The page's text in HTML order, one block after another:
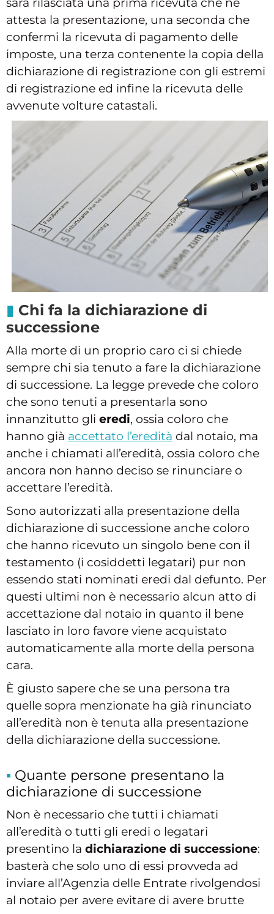
sarà rilasciata una prima ricevuta che ne
attesta la presentazione, una seconda che
confermi la ricevuta di pagamento delle
imposte, una terza contenente la copia della
dichiarazione di registrazione con gli estremi
di registrazione ed infine la ricevuta delle
avvenute volture catastali.
Chi fa la dichiarazione di
successione
Alla morte di un proprio caro ci si chiede
sempre chi sia tenuto a fare la dichiarazione
di successione. La legge prevede che coloro
che sono tenuti a presentarla sono
innanzitutto gli eredi, ossia coloro che
hanno già accettato l’eredità dal notaio, ma
anche i chiamati all’eredità, ossia coloro che
ancora non hanno deciso se rinunciare o
accettare l’eredità.
Sono autorizzati alla presentazione della
dichiarazione di successione anche coloro
che hanno ricevuto un singolo bene con il
testamento (i cosiddetti legatari) pur non
essendo stati nominati eredi dal defunto. Per
questi ultimi non è necessario alcun atto di
accettazione dal notaio in quanto il bene
lasciato in loro favore viene acquistato
automaticamente alla morte della persona
cara.
È giusto sapere che se una persona tra
quelle sopra menzionate ha già rinunciato
all’eredità non è tenuta alla presentazione
della dichiarazione della successione.
Quante persone presentano la
dichiarazione di successione
Non è necessario che tutti i chiamati
all’eredità o tutti gli eredi o legatari
presentino la dichiarazione di successione:
basterà che solo uno di essi provveda ad
inviare all’Agenzia delle Entrate rivolgendosi
al notaio per avere evitare di avere brutte